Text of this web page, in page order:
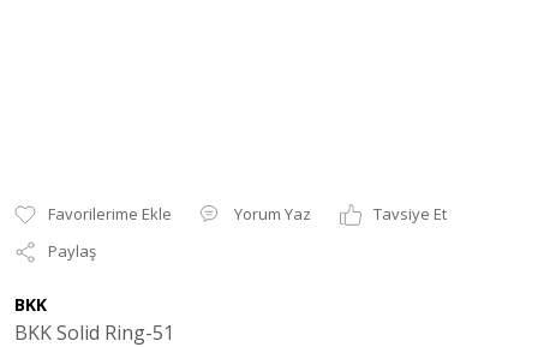
Yorum Yaz
Tavsiye Et
Paylaş
BKK
BKK Solid Ring-51